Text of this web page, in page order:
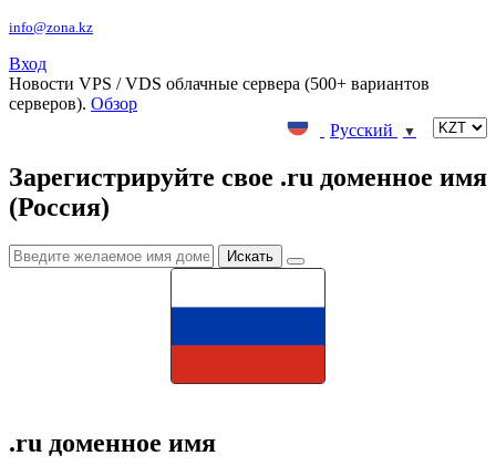
info@zona.kz
Вход
Новости VPS / VDS облачные сервера (500+ вариантов
серверов). Обзор
Русский
▼
Зарегистрируйте свое .ru доменное имя
(Россия)
.ru доменное имя